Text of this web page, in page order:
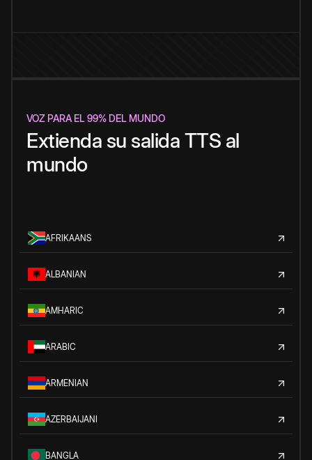
VOZ PARA EL 99% DEL MUNDO
Extienda su salida TTS al
mundo
AFRIKAANS
ALBANIAN
AMHARIC
ARABIC
ARMENIAN
AZERBAIJANI
BANGLA